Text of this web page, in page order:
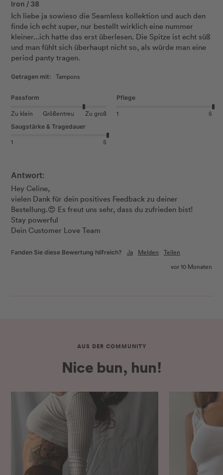
Iron / 38
Ich liebe ja sowieso die Seamless kollektion und auch den
finde ich echt super, nur bestellt wirklich eine nummer
kleiner...ich hatte das erst überlesen. Die Spitze ist echt süß
und man fühlt sich überhaupt nicht so, als würde man eine
period panty tragen.
Getragen mit: Tampons
Passform
Zu klein Größentreu Zu groß
Pflege
1 5
Saugstärke & Tragedauer
1 5
Antwort:
Hey Celine,
vielen Dank für dein positives Feedback zu deiner
Bestellung.😍 Es freut uns sehr, dass du zufrieden bist!
Stay powerful
Dein Customer Love Team
Fanden Sie diese Bewertung hilfreich? Ja Melden
Teilen
vor 10 Monaten
AUS DER COMMUNITY
Nice bun, hun!